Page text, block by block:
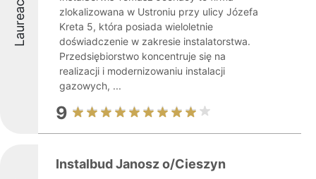
Laureaci
zlokalizowana w Ustroniu przy ulicy Józefa
Kreta 5, która posiada wieloletnie
doświadczenie w zakresie instalatorstwa.
Przedsiębiorstwo koncentruje się na
realizacji i modernizowaniu instalacji
gazowych, ...
9
Instalbud Janosz o/Cieszyn